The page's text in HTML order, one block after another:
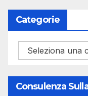
Categorie
Categorie
Consulenza